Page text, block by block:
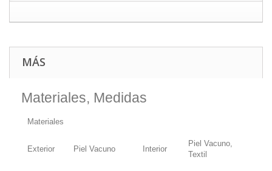
MÁS
Materiales, Medidas
Materiales
Exterior Piel Vacuno Interior
Piel Vacuno,
Textil